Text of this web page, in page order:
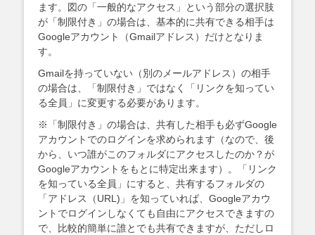
ます。図の「一般的なアクセス」という部分の選択肢
が「制限付き」の場合は、基本的に共有できる相手は
Googleアカウント（Gmailアドレス）だけとなりま
す。
Gmailを持っていない（別のメールアドレス）の相手
の場合は、「制限付き」ではなく「リンクを知ってい
る全員」に変更する必要があります。
※「制限付き」の場合は、共有した相手も必ずGoogle
アカウントでのログインを求められます（なので、後
から、いつ誰がこのフォルダにアクセスしたのか？が
Googleアカウントをもとに特定出来ます）。「リンク
を知っている全員」にすると、共有するフォルダの
「アドレス（URL)」を知っていれば、Googleアカウ
ントでログインしなくても自由にアクセスできますの
で、比較的簡単に誰とでも共有できますが、ただしロ